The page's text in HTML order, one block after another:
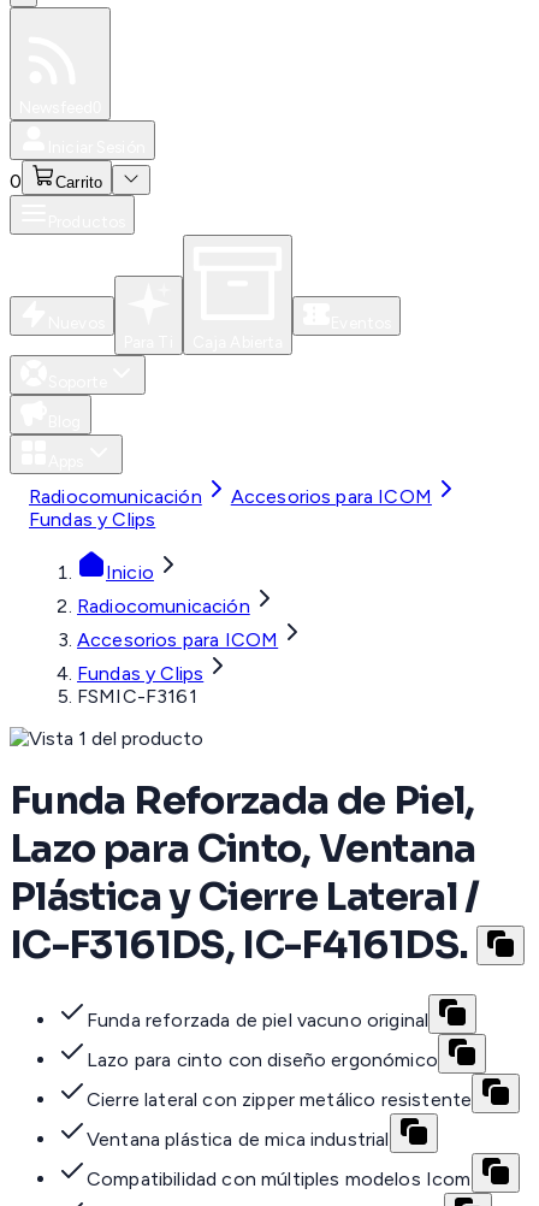
0 Carrito
Radiocomunicación
Accesorios para ICOM
Fundas y Clips
Inicio
Radiocomunicación
Accesorios para ICOM
Fundas y Clips
FSMIC-F3161
Funda Reforzada de Piel,
Lazo para Cinto, Ventana
Plástica y Cierre Lateral /
IC-F3161DS, IC-F4161DS.
Funda reforzada de piel vacuno original
Lazo para cinto con diseño ergonómico
Cierre lateral con zipper metálico resistente
Ventana plástica de mica industrial
Compatibilidad con múltiples modelos Icom